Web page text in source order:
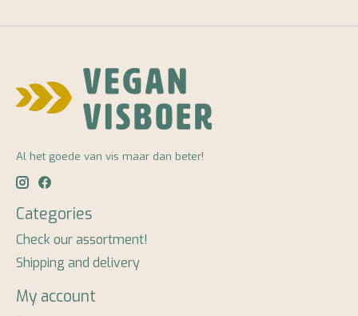
Al het goede van vis maar dan beter!
Categories
Check our assortment!
Shipping and delivery
My account